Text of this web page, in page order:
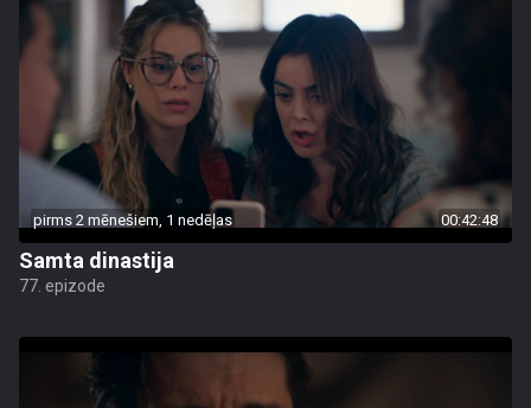
pirms 2 mēnešiem, 1 nedēļas 00:42:48
Samta dinastija
77. epizode